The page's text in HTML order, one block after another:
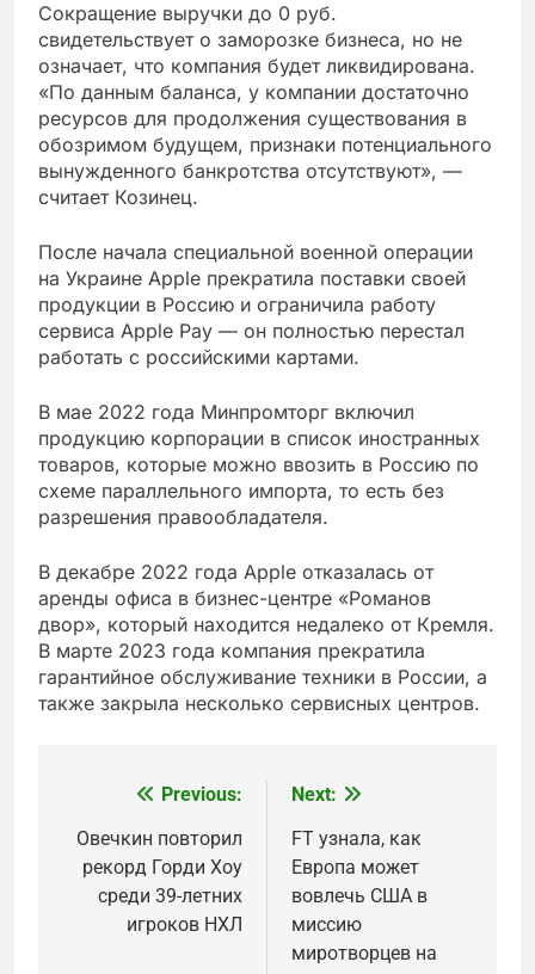
Сокращение выручки до 0 руб.
свидетельствует о заморозке бизнеса, но не
означает, что компания будет ликвидирована.
«По данным баланса, у компании достаточно
ресурсов для продолжения существования в
обозримом будущем, признаки потенциального
вынужденного банкротства отсутствуют», —
считает Козинец.
После начала специальной военной операции
на Украине Apple прекратила поставки своей
продукции в Россию и ограничила работу
сервиса Apple Pay — он полностью перестал
работать с российскими картами.
В мае 2022 года Минпромторг включил
продукцию корпорации в список иностранных
товаров, которые можно ввозить в Россию по
схеме параллельного импорта, то есть без
разрешения правообладателя.
В декабре 2022 года Apple отказалась от
аренды офиса в бизнес-центре «Романов
двор», который находится недалеко от Кремля.
В марте 2023 года компания прекратила
гарантийное обслуживание техники в России, а
также закрыла несколько сервисных центров.
navigation
Previous:
Овечкин повторил
рекорд Горди Хоу
среди 39-летних
игроков НХЛ
Next:
FT узнала, как
Европа может
вовлечь США в
миссию
миротворцев на